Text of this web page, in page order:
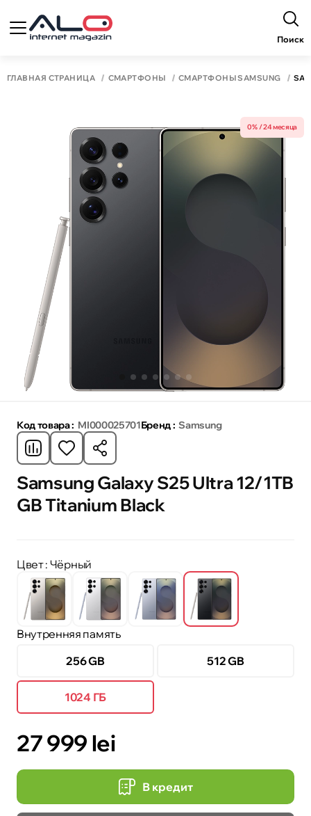
Поиск
ГЛАВНАЯ СТРАНИЦА СМАРТФОНЫ СМАРТФОНЫ SAMSUNG
0% / 24 месяца
Код товара : MI000025701Бренд : Samsung
Samsung Galaxy S25 Ultra 12/1TB
GB Titanium Black
Цвет: Чёрный
Внутренняя память
256 GB
512 GB
1024 ГБ
27 999 lei
В кредит